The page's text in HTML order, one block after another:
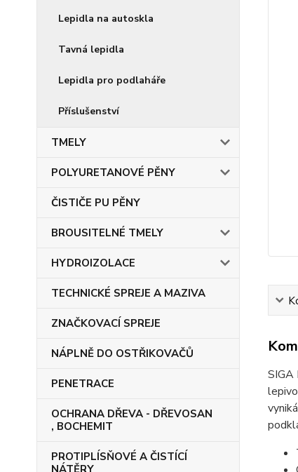
Lepidla na autoskla
Tavná lepidla
Lepidla pro podlaháře
Příslušenství
TMELY
POLYURETANOVÉ PĚNY
ČISTIČE PU PĚNY
BROUSITELNÉ TMELY
HYDROIZOLACE
TECHNICKÉ SPREJE A MAZIVA
ZNAČKOVACÍ SPREJE
NÁPLNĚ DO OSTŘIKOVAČŮ
PENETRACE
OCHRANA DŘEVA - DŘEVOSAN
, BOCHEMIT
PROTIPLÍSŇOVÉ A ČISTÍCÍ
NÁTĚRY
SIGA